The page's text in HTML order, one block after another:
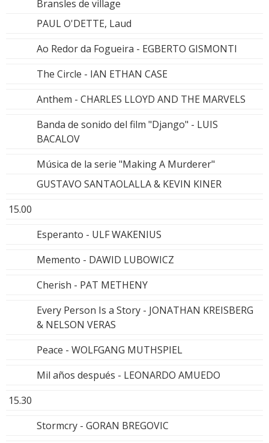
Bransles de village
PAUL O'DETTE, Laud
Ao Redor da Fogueira - EGBERTO GISMONTI
The Circle - IAN ETHAN CASE
Anthem - CHARLES LLOYD AND THE MARVELS
Banda de sonido del film "Django" - LUIS
BACALOV
Música de la serie "Making A Murderer"
GUSTAVO SANTAOLALLA & KEVIN KINER
15.00
Esperanto - ULF WAKENIUS
Memento - DAWID LUBOWICZ
Cherish - PAT METHENY
Every Person Is a Story - JONATHAN KREISBERG
& NELSON VERAS
Peace - WOLFGANG MUTHSPIEL
Mil años después - LEONARDO AMUEDO
15.30
Stormcry - GORAN BREGOVIC